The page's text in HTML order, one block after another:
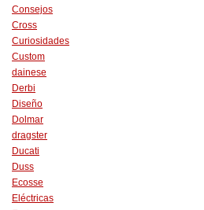
Consejos
Cross
Curiosidades
Custom
dainese
Derbi
Diseño
Dolmar
dragster
Ducati
Duss
Ecosse
Eléctricas